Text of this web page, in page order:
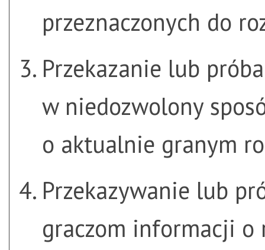
przeznaczonych do
Przekazanie lub
w niedozwolony
o aktualnie granym
Przekazywanie lub
graczom informacji o